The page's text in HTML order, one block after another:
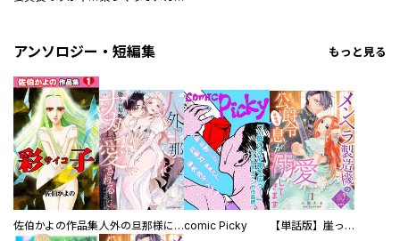
アンソロジー・短編集 もっと見る
佐伯かよの作品集 人外の旦那様に娶られ毎晩ナカまで愛される…。アンソロジーcomic Picky 【単話版】崖っぷち令嬢ですが、意地と策略で幸せになります！シリーズ